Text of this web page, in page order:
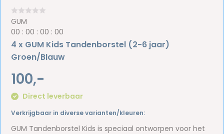
GUM
00 :00 :00 :00
4 x GUM Kids Tandenborstel (2-6 jaar)
Groen/Blauw
100,-
Direct leverbaar
Verkrijgbaar in diverse varianten/kleuren:
GUM Tandenborstel Kids is speciaal ontworpen voor het